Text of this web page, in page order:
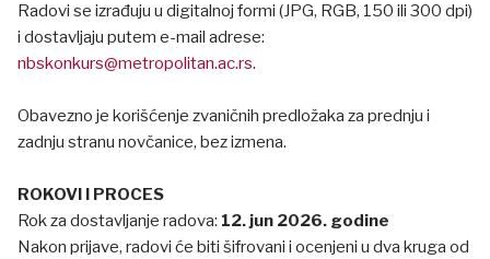
Radovi se izrađuju u digitalnoj formi (JPG, RGB, 150 ili 300 dpi)
i dostavljaju putem e-mail adrese:
nbskonkurs@metropolitan.ac.rs.
Obavezno je korišćenje zvaničnih predložaka za prednju i
zadnju stranu novčanice, bez izmena.
ROKOVI I PROCES
Rok za dostavljanje radova: 12. jun 2026. godine
Nakon prijave, radovi će biti šifrovani i ocenjeni u dva kruga od